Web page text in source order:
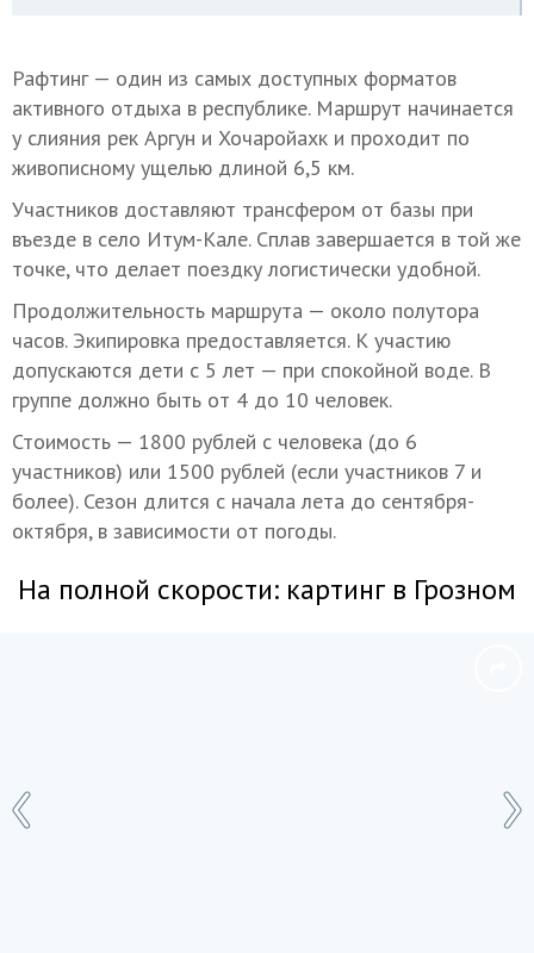
Рафтинг — один из самых доступных форматов
активного отдыха в республике. Маршрут начинается
у слияния рек Аргун и Хочаройахк и проходит по
живописному ущелью длиной 6,5 км.
Участников доставляют трансфером от базы при
въезде в село Итум-Кале. Сплав завершается в той же
точке, что делает поездку логистически удобной.
Продолжительность маршрута — около полутора
часов. Экипировка предоставляется. К участию
допускаются дети с 5 лет — при спокойной воде. В
группе должно быть от 4 до 10 человек.
Стоимость — 1800 рублей с человека (до 6
участников) или 1500 рублей (если участников 7 и
более). Сезон длится с начала лета до сентября-
октября, в зависимости от погоды.
На полной скорости: картинг в Грозном